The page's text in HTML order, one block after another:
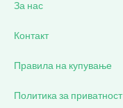
За нас
Контакт
Правила на купување
Политика за приватност